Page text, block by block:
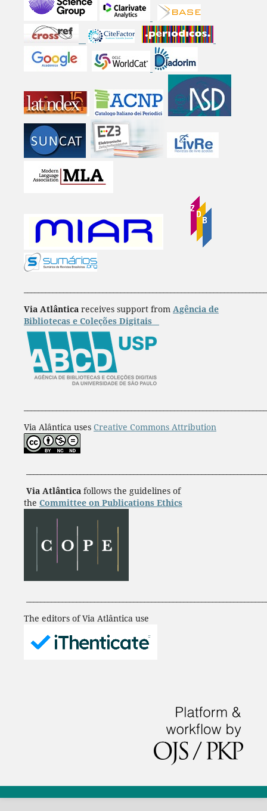
Via Atlânticareceives support from Agência de
Bibliotecas e Coleções Digitais
Via Alântica uses Creative Commons Attribution
Via Atlânticafollows the guidelines of
the Committee on Publications Ethics
The editors of Via Atlântica use